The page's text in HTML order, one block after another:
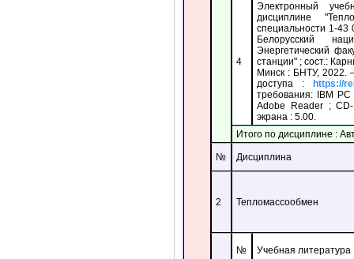
4
Электронный
дисциплине
специальности 1-43
Белорусский
Энергетический
станции" ; сост.:
Минск : БНТУ, 2022.
доступа :
https://
требования: IBM
Adobe Reader ;
экрана : 5.00.
Итого по дисциплине :
№ Дисциплина
2 Тепломассообмен
№ Учебная литература